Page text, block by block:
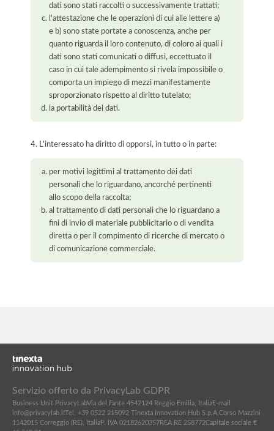
dati sono stati raccolti o successivamente trattati;
l'attestazione che le operazioni di cui alle lettere a)
e b) sono state portate a conoscenza, anche per
quanto riguarda il loro contenuto, di coloro ai quali i
dati sono stati comunicati o diffusi, eccettuato il
caso in cui tale adempimento si rivela impossibile o
comporta un impiego di mezzi manifestamente
sproporzionato rispetto al diritto tutelato;
la portabilità dei dati.
4. L'interessato ha diritto di opporsi, in tutto o in parte:
per motivi legittimi al trattamento dei dati
personali che lo riguardano, ancorché pertinenti
allo scopo della raccolta;
al trattamento di dati personali che lo riguardano a
fini di invio di materiale pubblicitario o di vendita
diretta o per il compimento di ricerche di mercato o
di comunicazione commerciale.
Servizio offerto da PrivacyLab GDPR
Business Unit PrivacyLabVia del Fante 4542124 Reggio Emilia, ItaliaE-mail
info@privacylab.itTel. +39 0522 215092 Tinexta Innovation Hub S.p.A. Corso Mazzini
11 42015 Correggio (RE), ItaliaP. IVA 02182620357REA RE 258772Capitale sociale €